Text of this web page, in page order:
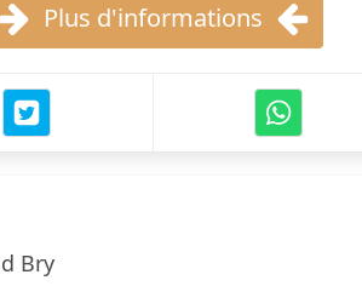
Plus d'informations
Bry